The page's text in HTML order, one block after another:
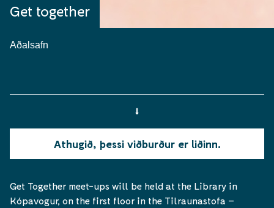
Get together
Aðalsafn
Athugið, þessi viðburður er liðinn.
Get Together meet-ups will be held at the Library in
Kópavogur, on the first floor in the Tilraunastofa –